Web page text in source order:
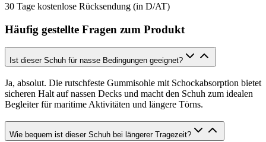
30 Tage kostenlose Rücksendung (in D/AT)
Häufig gestellte Fragen zum Produkt
Ist dieser Schuh für nasse Bedingungen geeignet?
Ja, absolut. Die rutschfeste Gummisohle mit Schockabsorption bietet
sicheren Halt auf nassen Decks und macht den Schuh zum idealen
Begleiter für maritime Aktivitäten und längere Törns.
Wie bequem ist dieser Schuh bei längerer Tragezeit?